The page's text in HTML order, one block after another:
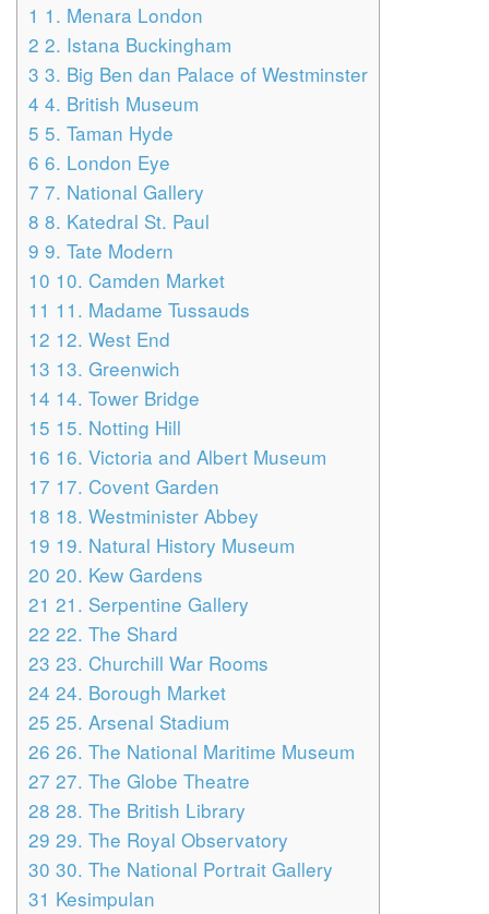
1 1. Menara London
2 2. Istana Buckingham
3 3. Big Ben dan Palace of Westminster
4 4. British Museum
5 5. Taman Hyde
6 6. London Eye
7 7. National Gallery
8 8. Katedral St. Paul
9 9. Tate Modern
10 10. Camden Market
11 11. Madame Tussauds
12 12. West End
13 13. Greenwich
14 14. Tower Bridge
15 15. Notting Hill
16 16. Victoria and Albert Museum
17 17. Covent Garden
18 18. Westminister Abbey
19 19. Natural History Museum
20 20. Kew Gardens
21 21. Serpentine Gallery
22 22. The Shard
23 23. Churchill War Rooms
24 24. Borough Market
25 25. Arsenal Stadium
26 26. The National Maritime Museum
27 27. The Globe Theatre
28 28. The British Library
29 29. The Royal Observatory
30 30. The National Portrait Gallery
31 Kesimpulan